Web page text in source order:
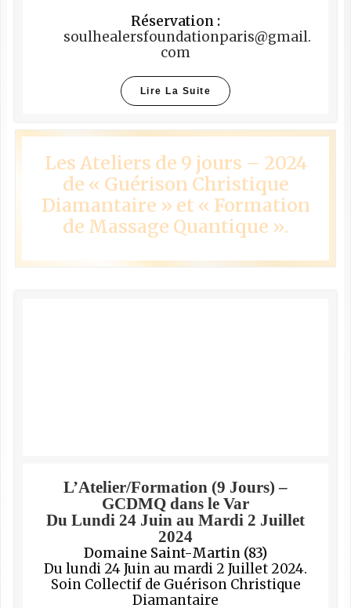
Réservation :
soulhealersfoundationparis@gmail.
com
Lire La Suite
Les Ateliers de 9 jours – 2024
de « Guérison Christique
Diamantaire » et « Formation
de Massage Quantique ».
L’Atelier/Formation (9 Jours) –
GCDMQ dans le Var
Du Lundi 24 Juin au Mardi 2 Juillet
2024
Domaine Saint-Martin (83)
Du lundi 24 Juin au mardi 2 Juillet 2024.
Soin Collectif de Guérison Christique
Diamantaire